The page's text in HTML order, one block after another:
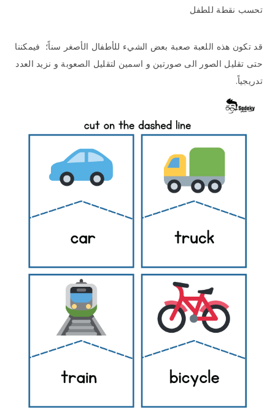
تحسب نقطة للطفل
قد تكون هذه اللعبة صعبة بعض الشيء للأطفال الأصغر سناً؛ فيمكننا
حتى تقليل الصور الى صورتين و اسمين لتقليل الصعوبة و نزيد العدد
تدريجياً.